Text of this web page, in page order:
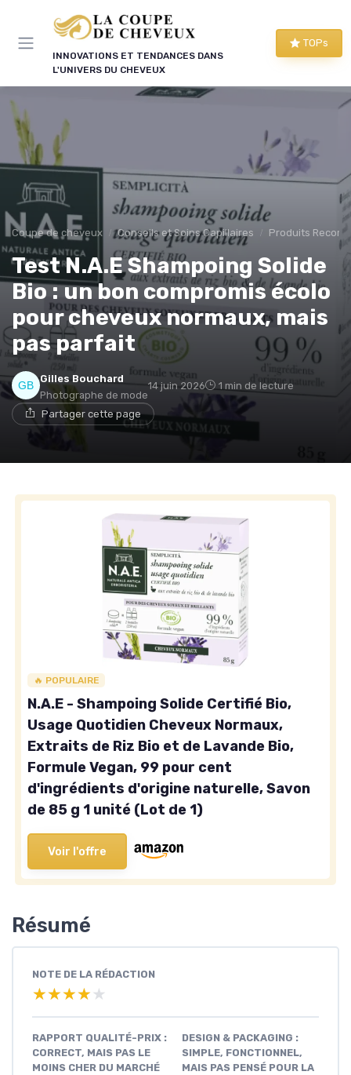
INNOVATIONS ET TENDANCES DANS
L'UNIVERS DU CHEVEUX
TOPs
Coupe de cheveux Conseils et Soins Capillaires Produits
Test N.A.E Shampoing Solide
Bio : un bon compromis écolo
pour cheveux normaux, mais
pas parfait
Gilles Bouchard
Photographe de mode
14 juin 2026 1 min de lecture
Partager cette page
🔥 POPULAIRE
N.A.E - Shampoing Solide Certifié Bio,
Usage Quotidien Cheveux Normaux,
Extraits de Riz Bio et de Lavande Bio,
Formule Vegan, 99 pour cent
d'ingrédients d'origine naturelle, Savon
de 85 g 1 unité (Lot de 1)
Voir l'offre
Résumé
NOTE DE LA RÉDACTION
★★★★★
★★★★★
RAPPORT QUALITÉ-PRIX :
CORRECT, MAIS PAS LE
MOINS CHER DU MARCHÉ
DESIGN & PACKAGING :
SIMPLE, FONCTIONNEL,
MAIS PAS PENSÉ POUR LA